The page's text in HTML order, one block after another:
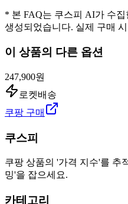
* 본 FAQ는 쿠스피 AI가 수
생성되었습니다. 실제 구매
이 상품의 다른 옵션
247,900원
로켓배송
쿠팡 구매
쿠스피
쿠팡 상품의 '가격 지수'를 추
밍'을 잡으세요.
카테고리